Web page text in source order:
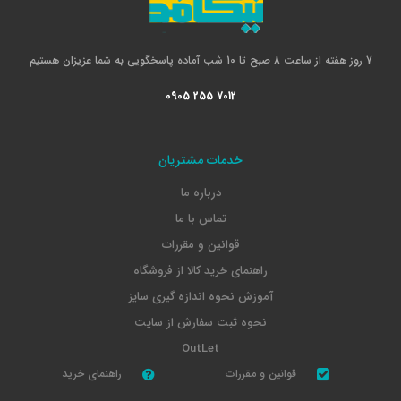
7 روز هفته از ساعت 8 صبح تا 10 شب آماده پاسخگویی به شما عزیزان هستیم
0905 255 7012
خدمات مشتریان
درباره ما
تماس با ما
قوانین و مقررات
راهنمای خرید کالا از فروشگاه
آموزش نحوه اندازه گیری سایز
نحوه ثبت سفارش از سایت
OutLet
قوانین و مقررات راهنمای خرید